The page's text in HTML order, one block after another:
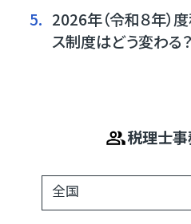
5. 2026年（令和８年）
ス制度はどう変わる？
税理士